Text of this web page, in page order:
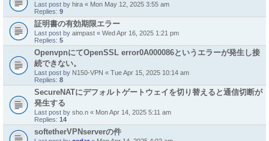
Last post by hira « Mon May 12, 2025 3:55 am
Replies: 9
証明書の有効期限エラー
Last post by aimpast « Wed Apr 16, 2025 1:21 pm
Replies: 5
OpenvpnにてOpenSSL error0A000086というエラーが発生し接
続できない。
Last post by N150-VPN « Tue Apr 15, 2025 10:14 am
Replies: 8
SecureNATにデフォルトゲートウェイを切り替えると通信切断が
発生する
Last post by sho.n « Mon Apr 14, 2025 5:11 am
Replies: 14
softetherVPNserverの件